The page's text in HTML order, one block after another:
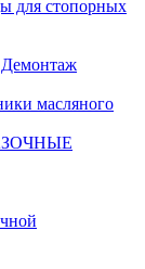
для стопорных
Демонтаж
масляного